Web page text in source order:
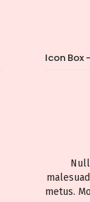
Icon Box
metus.